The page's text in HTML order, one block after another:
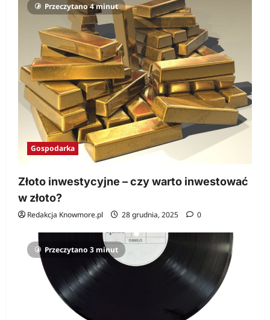
Przeczytano 4 minut
Gospodarka
Złoto inwestycyjne – czy warto inwestować
w złoto?
Redakcja Knowmore.pl 28 grudnia, 2025 0
Przeczytano 3 minut